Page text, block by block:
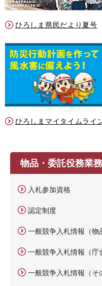
ひろしま県民だより夏号
ひろしまマイタイムライ
物品・委託役務業務
入札参加資格
認定制度
一般競争入札情報（物
一般競争入札情報（庁
一般競争入札情報（そ